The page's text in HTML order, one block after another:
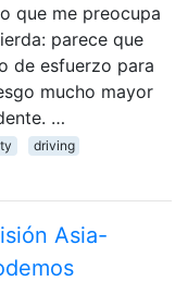
que me preocupa
parece que
de esfuerzo para
mucho mayor
…
driving
Asia-